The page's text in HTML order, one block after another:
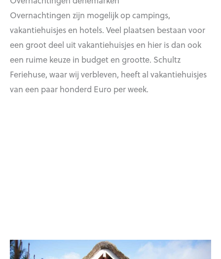
Overnachtingen zijn mogelijk op campings,
vakantiehuisjes en hotels. Veel plaatsen bestaan voor
een groot deel uit vakantiehuisjes en hier is dan ook
een ruime keuze in budget en grootte. Schultz
Feriehuse, waar wij verbleven, heeft al vakantiehuisjes
van een paar honderd Euro per week.